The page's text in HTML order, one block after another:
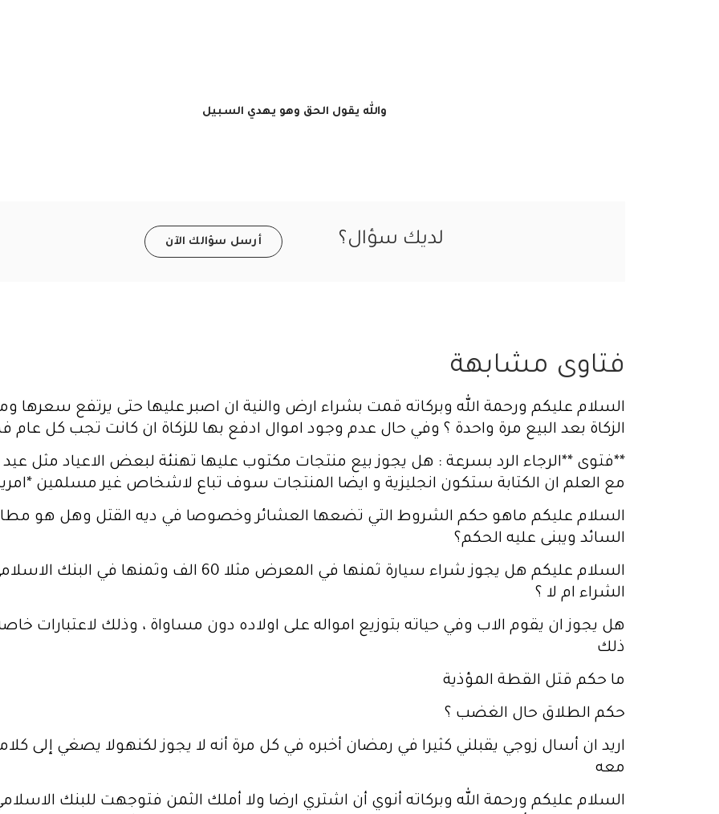
والله يقول الحق وهو يهدي السبيل
لديك سؤال؟ أرسل سؤالك الآن
فتاوى مشابهة
السلام عليكم ورحمة الله وبركاته قمت بشراء ارض والنية ان اصبر عليها حتى يرتفع سعرها
الزكاة بعد البيع مرة واحدة ؟ وفي حال عدم وجود اموال ادفع بها للزكاة ان كانت تجب كل عام
**فتوى **الرجاء الرد بسرعة : هل يجوز بيع منتجات مكتوب عليها تهنئة لبعض الاعياد مثل
مع العلم ان الكتابة ستكون انجليزية و ايضا المنتجات سوف تباع لاشخاص غير مسلمين
السلام عليكم ماهو حكم الشروط التي تضعها العشائر وخصوصا في ديه القتل وهل هو
السائد ويبنى عليه الحكم؟
الشراء ام لا ؟
هل يجوز ان يقوم الاب وفي حياته بتوزيع امواله على اولاده دون مساواة ، وذلك لاعتبارات
ذلك
ما حكم قتل القطة المؤذية
حكم الطلاق حال الغضب ؟
اريد ان أسال زوجي يقبلني كثيرا في رمضان أخبره في كل مرة أنه لا يجوز لكنهولا يصغي إلى
معه
السلام عليكم ورحمة الله وبركاته أنوي أن اشتري ارضا ولا أملك الثمن فتوجهت للبنك